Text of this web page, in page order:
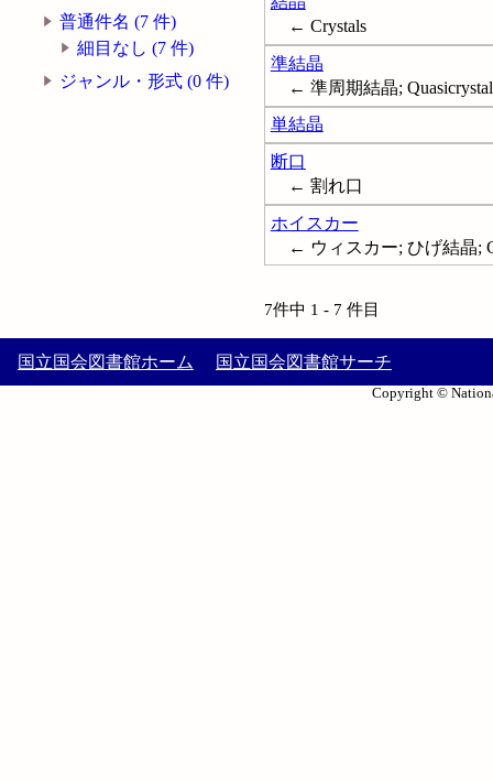
普通件名 (7 件)
細目なし (7 件)
ジャンル・形式 (0 件)
← Crystals
準結晶
← 準周期結晶;
単結晶
断口
← 割れ口
ホイスカー
← ウィスカー; ひげ結晶;
7件中 1 - 7 件目
国立国会図書館ホーム 国立国会図書館サーチ
Copyright ©